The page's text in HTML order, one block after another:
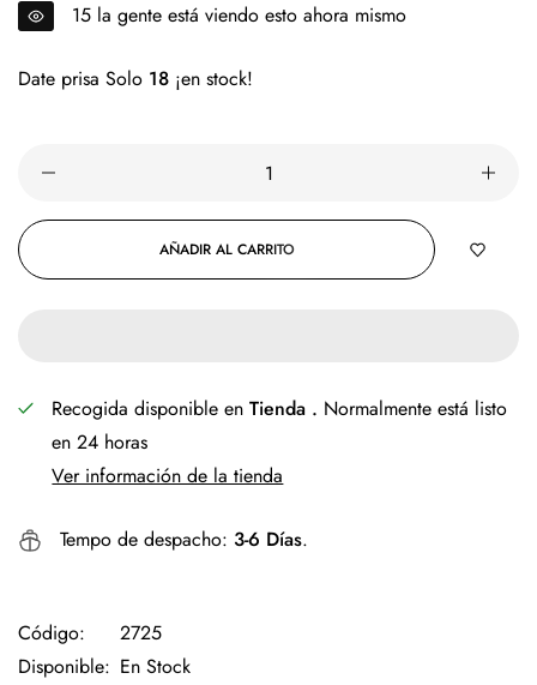
11la gente está viendo esto ahora mismo
Date prisa Solo 18 ¡en stock!
AÑADIR AL CARRITO
Recogida disponible enTienda . Normalmente está listo
en 24 horas
Ver información de la tienda
Tempo de despacho: 3-6 Días.
Código:
2725
Disponible: En Stock